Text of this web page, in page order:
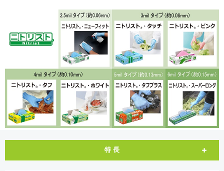
特 長